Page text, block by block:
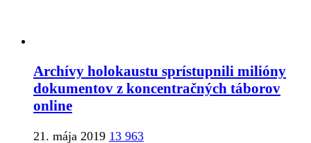
Archívy holokaustu sprístupnili milióny
dokumentov z koncentračných táborov
online
21. mája 2019 13 963